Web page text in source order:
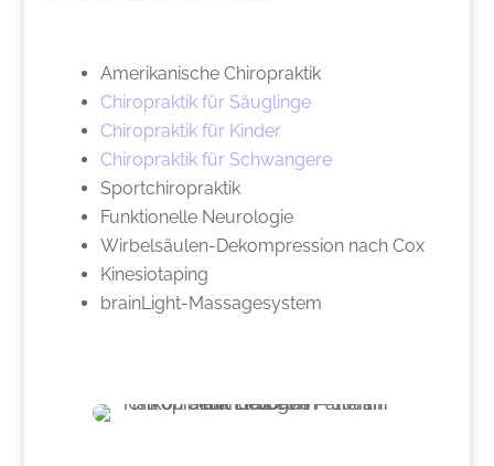
Amerikanische Chiropraktik
Chiropraktik für Säuglinge
Chiropraktik für Kinder
Chiropraktik für Schwangere
Sportchiropraktik
Funktionelle Neurologie
Wirbelsäulen-Dekompression nach Cox
Kinesiotaping
brainLight-Massagesystem